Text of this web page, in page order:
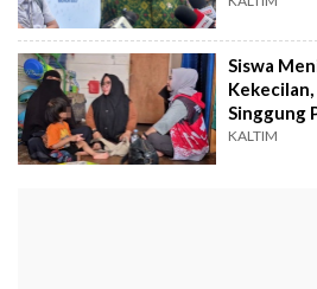
Siswa
Kekecilan,
Singgung
KALTIM